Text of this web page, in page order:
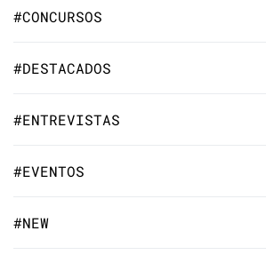
#CONCURSOS
#DESTACADOS
#ENTREVISTAS
#EVENTOS
#NEW